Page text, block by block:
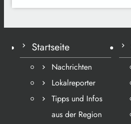
Startseite
Nachrichten
Lokalreporter
Tipps und Infos
aus der Region